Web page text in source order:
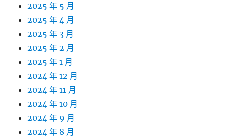
2025 年 5 月
2025 年 4 月
2025 年 3 月
2025 年 2 月
2025 年 1 月
2024 年 12 月
2024 年 11 月
2024 年 10 月
2024 年 9 月
2024 年 8 月